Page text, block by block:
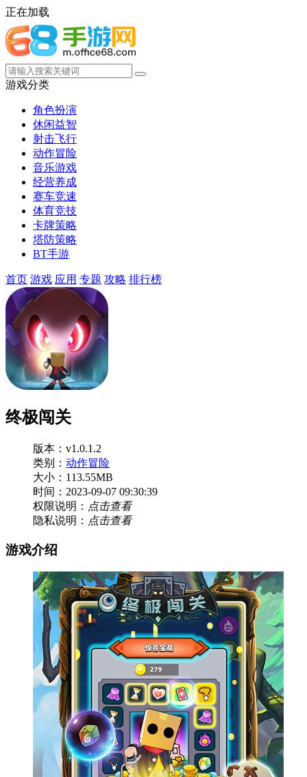
正在加载
游戏分类
角色扮演
休闲益智
射击飞行
动作冒险
音乐游戏
经营养成
赛车竞速
体育竞技
卡牌策略
塔防策略
BT手游
首页 游戏 应用 专题 攻略 排行榜
终极闯关
版本：v1.0.1.2
类别： 动作冒险
大小：113.55MB
时间：2023-09-07 09:30:39
权限说明： 点击查看
隐私说明： 点击查看
游戏介绍